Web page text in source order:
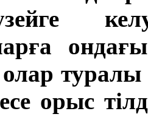
туралы
орыс